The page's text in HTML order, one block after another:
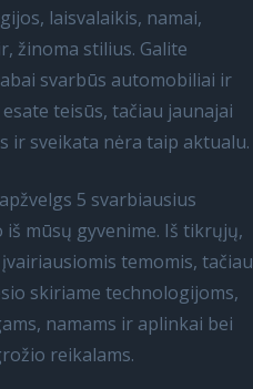
laisvalaikis, namai,
žinoma stilius. Galite
svarbūs automobiliai ir
teisūs, tačiau jaunajai
ir sveikata nėra taip aktualu.
5 svarbiausius
iš mūsų gyvenime. Iš tikrųjų,
temomis, tačiau
skiriame technologijoms,
namams ir aplinkai bei
reikalams.